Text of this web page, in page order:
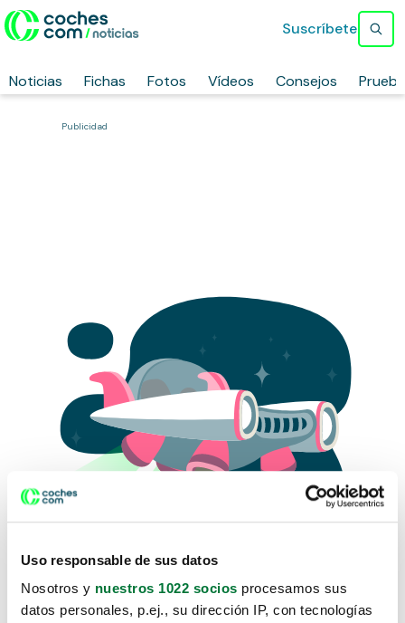
Uso responsable de sus datos
Nosotros y nuestros 1022 socios procesamos sus
datos personales, p.ej., su dirección IP, con tecnologías
Noticias Fichas Fotos Vídeos Consejos
Suscríbete
Publicidad